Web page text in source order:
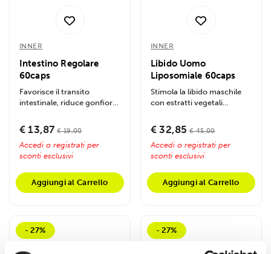
INNER
Intestino Regolare
60caps
Favorisce il transito
intestinale, riduce gonfiore
€ 13,87 € 19,00
Accedi o registrati per
sconti esclusivi
Aggiungi al Carrello
INNER
Libido Uomo
Liposomiale 60caps
Stimola la libido maschile
con estratti vegetali
testosterone,...
€ 32,85 € 45,00
Accedi o registrati per
sconti esclusivi
Aggiungi al Carrello
- 27% - 27%